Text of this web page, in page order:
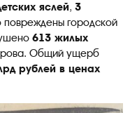
яслей, 3
повреждены городской
613 жилых
Общий ущерб
рублей в ценах